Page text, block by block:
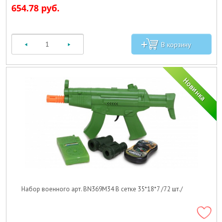
654.78 руб.
Набор военного арт. BN369M34 В сетке 35*18*7 /72 шт./